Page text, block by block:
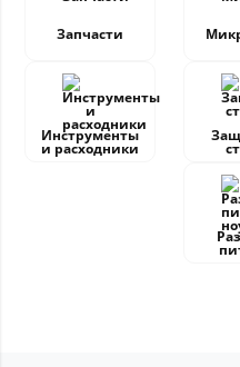
Запчасти
Инструменты
и расходники